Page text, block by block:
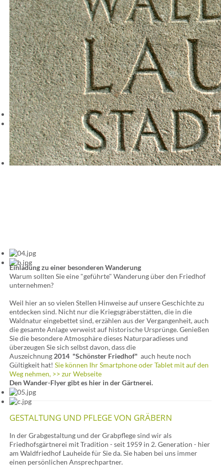
Sie finden kräftige Bodendecker und Stauden, rahmen- und
raumbildende Solitärpflanzen und jahreszeitlich wechselnden,
blühenden Blumenschmuck in prächtigen Farben und natürlich
frische, bunte Schnittblumen.
Die Ausstellungen von hochwertigen Grablaternen und Vasen,
Grabsteinen, Grabkreuzen und Inschriftentafeln runden das
Komplettangebot der Friedhofsgärtnerei Böttcher ab.
Stets stehen wir Ihnen in allen praktischen Fragen zur Seite und
beraten Sie gerne.
Einladung zu einer besonderen Wanderung
Warum sollten Sie eine "geführte" Wanderung über den Friedhof
unternehmen?
Weil hier an so vielen Stellen Hinweise auf unsere Geschichte zu
entdecken sind. Nicht nur die Kriegsgräberstätten, die in die
Waldnatur eingebettet sind, erzählen aus der Vergangenheit, auch
die gesamte Anlage verweist auf historische Ursprünge. Genießen
Sie die besondere Atmosphäre dieses Naturparadieses und
überzeugen Sie sich selbst davon, dass die
Auszeichnung 2014 "Schönster Friedhof" auch heute noch
Gültigkeit hat! Sie können Ihr Smartphone oder Tablet mit auf den
Weg nehmen, >> zur Webseite
Den Wander-Flyer gibt es hier in der Gärtnerei.
GESTALTUNG UND PFLEGE VON GRÄBERN
In der Grabgestaltung und der Grabpflege sind wir als
Friedhofsgärtnerei mit Tradition - seit 1959 in 2. Generation - hier
am Waldfriedhof Lauheide für Sie da. Sie haben bei uns immer
einen persönlichen Ansprechpartner.